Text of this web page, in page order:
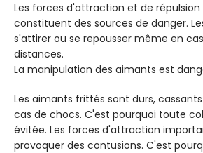
Les forces d'attraction et de
constituent des sources de danger.
s'attirer ou se repousser même en
distances.
La manipulation des aimants est
Les aimants frittés sont durs,
cas de chocs. C'est pourquoi toute
évitée. Les forces d'attraction
provoquer des contusions. C'est